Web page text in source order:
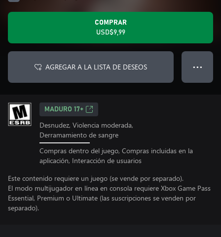
COMPRAR
USD$9,99
AGREGAR A LA LISTA DE DESEOS ● ● ●
MADURO 17+
Desnudez, Violencia moderada,
Derramamiento de sangre
Compras dentro del juego, Compras incluidas en la
aplicación, Interacción de usuarios
Este contenido requiere un juego (se vende por separado).
El modo multijugador en línea en consola requiere Xbox Game Pass
Essential, Premium o Ultimate (las suscripciones se venden por
separado).